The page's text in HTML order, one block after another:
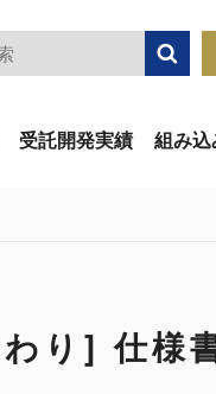
受託開発実績 組み
り] 仕様